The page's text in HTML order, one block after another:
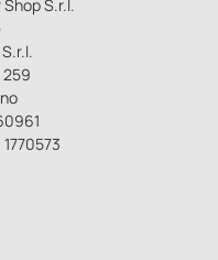
S.r.l.
259